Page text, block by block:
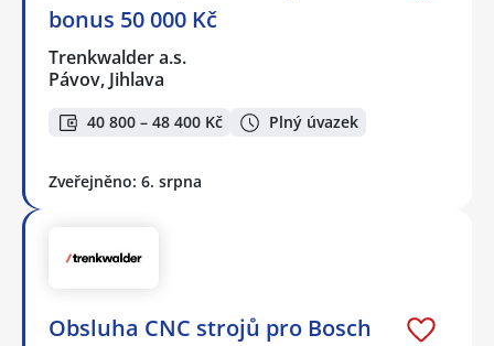
bonus 50 000 Kč
Trenkwalder a.s.
Pávov, Jihlava
40 800 – 48 400 Kč Plný úvazek
Zveřejněno: 6. srpna
Obsluha CNC strojů pro Bosch